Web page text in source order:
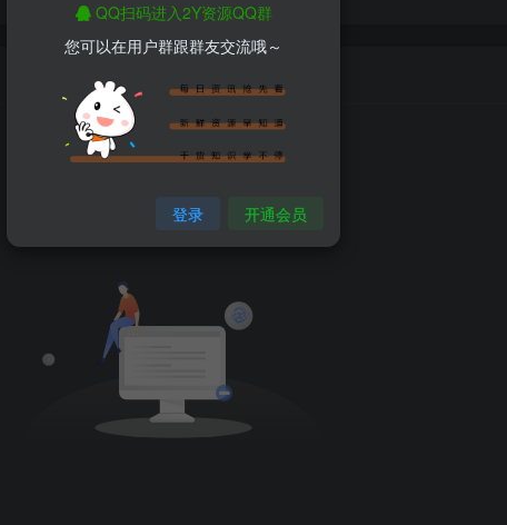
QQ扫码进入2Y资源QQ群
您可以在用户群跟群友交流哦～
登录 开通会员